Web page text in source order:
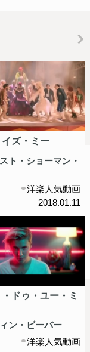
ズ・ミー
ト・ショーマン・
洋楽人気動画
2018.01.11
ドゥ・ユー・ミ
ン・ビーバー
洋楽人気動画